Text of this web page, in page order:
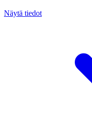
Näytä tiedot